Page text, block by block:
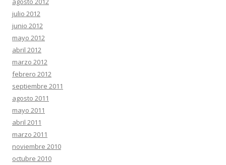
julio 2012
junio 2012
mayo 2012
abril 2012
marzo 2012
febrero 2012
septiembre 2011
agosto 2011
mayo 2011
abril 2011
marzo 2011
noviembre 2010
octubre 2010